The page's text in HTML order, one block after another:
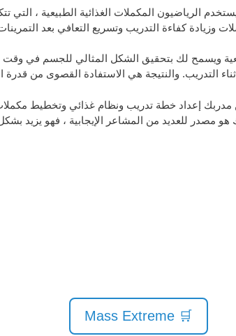
الرياضيون المكملات الغذائية الطبيعية ،
وزيادة كفاءة التدريب وتسريع التعافي بعد
ويسمح لك بتحقيق الشكل المثالي للجسم في وقت
التدريب. والنتيجة هي الاستفادة القصوى من
إعداد خطة تدريب ونظام غذائي وتخطيط
للعديد من المشاعر الإيجابية ، فهو يزيد
🛒 Mass Extreme